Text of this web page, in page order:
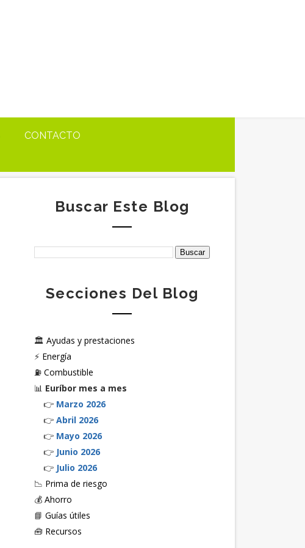
CONTACTO
Buscar Este Blog
Secciones Del Blog
🏛️ Ayudas y prestaciones
⚡ Energía
⛽ Combustible
📊 Euríbor mes a mes
👉 Marzo 2026
👉 Abril 2026
👉 Mayo 2026
👉 Junio 2026
👉 Julio 2026
📉 Prima de riesgo
💰 Ahorro
📘 Guías útiles
🧰 Recursos